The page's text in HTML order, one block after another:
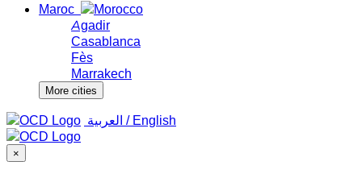
Maroc
Agadir
Casablanca
Fès
Marrakech
More cities
‏العربية ‏ / English
×